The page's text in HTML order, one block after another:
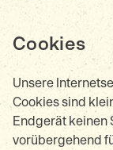
Cookies
Unsere
Cookies sind
Endgerät keinen
vorübergehend